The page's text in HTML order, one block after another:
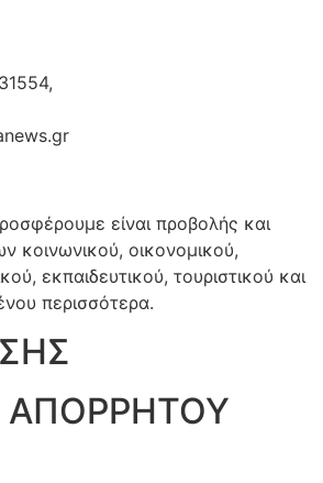
είναι προβολής και
κοινωνικού, οικονομικού,
εκπαιδευτικού, τουριστικού και
περισσότερα.
ΑΠΟΡΡΗΤΟΥ